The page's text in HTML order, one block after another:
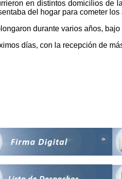
en distintos domicilios
del hogar para cometer
durante varios años,
días, con la recepción de